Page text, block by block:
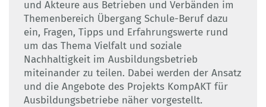
und Akteure aus Betrieben und Verbänden im
Themenbereich Übergang Schule-Beruf dazu
ein, Fragen, Tipps und Erfahrungswerte rund
um das Thema Vielfalt und soziale
Nachhaltigkeit im Ausbildungsbetrieb
miteinander zu teilen. Dabei werden der Ansatz
und die Angebote des Projekts KompAKT für
Ausbildungsbetriebe näher vorgestellt.